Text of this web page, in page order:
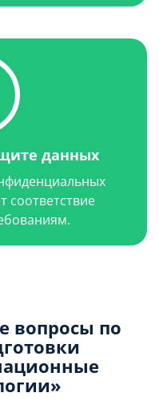
данных
соответствие
вопросы по